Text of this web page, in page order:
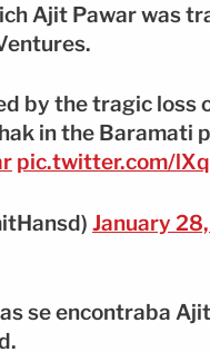
Ajit Pawar was
by the tragic loss
in the Baramati
pic.twitter.com/
January
se encontraba